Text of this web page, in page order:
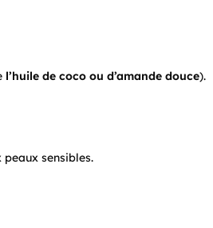
l’huile de coco ou d’amande douce).
sensibles.